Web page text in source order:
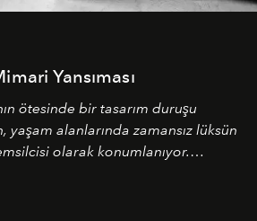
Yansıması
ötesinde bir tasarım duruşu
yaşam alanlarında zamansız lüksün
olarak konumlanıyor.